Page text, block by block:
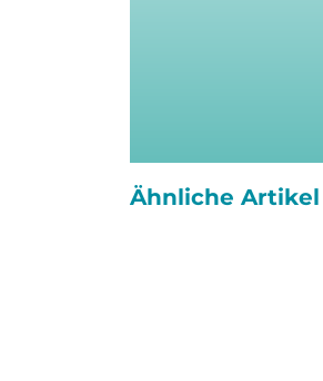
Ähnliche Artikel